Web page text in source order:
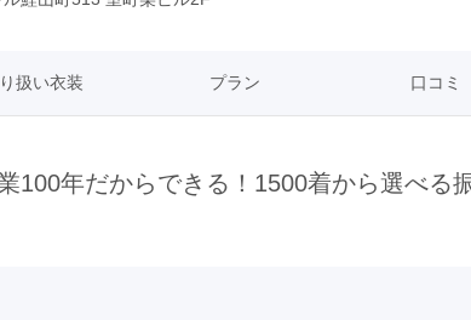
広島県(87)
鳥取県
扱い衣装 プラン 口コミ
100年だからできる！1500着から選べる